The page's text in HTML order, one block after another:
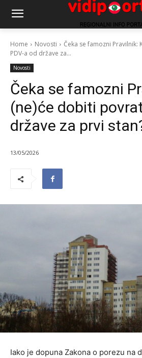
Home Novosti
Čeka se famozni
PDV-a od države za...
Novosti
Čeka se famozni
(ne)će dobiti
države za prvi
13/05/2026
Iako je dopuna Zakona o porezu na